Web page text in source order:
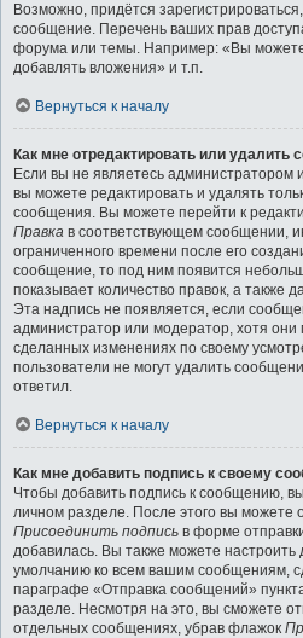
Возможно, придётся
сообщение. Перечень ваших прав
форума или темы. Например: «Вы
добавлять вложения» и т.п.
Вернуться к началу
Как мне отредактировать или удалить
Если вы не являетесь
вы можете редактировать и удалять
сообщения. Вы можете перейти к
Правка в соответствующем сообщении,
ограниченного времени после его
сообщение, то под ним появится
показывает количество правок, а также
Эта надпись не появляется, если
администратор или модератор, хотя они
сделанных изменениях по своему
пользователи не могут удалить
ответил.
Вернуться к началу
Как мне добавить подпись к своему
Чтобы добавить подпись к сообщению,
личном разделе. После этого вы можете
Присоединить подпись в форме
добавилась. Вы также можете настроить
умолчанию ко всем вашим сообщениям,
параграфе «Отправка сообщений»
разделе. Несмотря на это, вы сможете
отдельных сообщениях, убрав флажок